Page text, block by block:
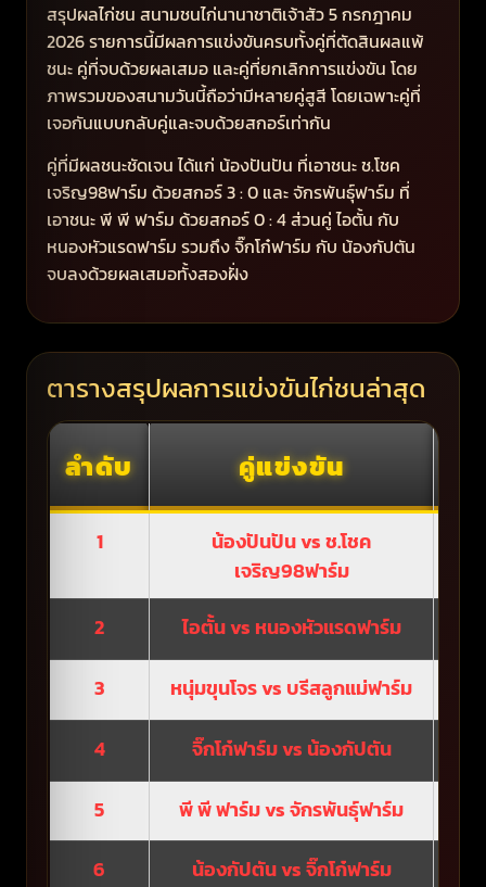
สรุปผลไก่ชน สนามชนไก่นานาชาติเจ้าสัว 5 กรกฎาคม
2026 รายการนี้มีผลการแข่งขันครบทั้งคู่ที่ตัดสินผลแพ้
ชนะ คู่ที่จบด้วยผลเสมอ และคู่ที่ยกเลิกการแข่งขัน โดย
ภาพรวมของสนามวันนี้ถือว่ามีหลายคู่สูสี โดยเฉพาะคู่ที่
เจอกันแบบกลับคู่และจบด้วยสกอร์เท่ากัน
คู่ที่มีผลชนะชัดเจน ได้แก่ น้องปันปัน ที่เอาชนะ ช.โชค
เจริญ98ฟาร์ม ด้วยสกอร์ 3 : 0 และ จักรพันธุ์ฟาร์ม ที่
เอาชนะ พี พี ฟาร์ม ด้วยสกอร์ 0 : 4 ส่วนคู่ ไอตั้น กับ
หนองหัวแรดฟาร์ม รวมถึง จิ๊กโก๋ฟาร์ม กับ น้องกัปตัน
จบลงด้วยผลเสมอทั้งสองฝั่ง
ตารางสรุปผลการแข่งขันไก่ชนล่าสุด
ลำดับ คู่แข่งขัน
1
น้องปันปัน vs ช.โชค
เจริญ98ฟาร์ม
2
ไอตั้น vs หนองหัวแรดฟาร์ม
3 หนุ่มขุนโจร vs บรีสลูกแม่ฟาร์ม
4 จิ๊กโก๋ฟาร์ม vs น้องกัปตัน
5 พี พี ฟาร์ม vs จักรพันธุ์ฟาร์ม
6 น้องกัปตัน vs จิ๊กโก๋ฟาร์ม